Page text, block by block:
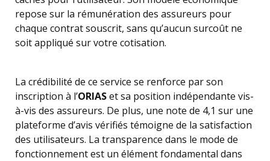
repose sur la rémunération des assureurs pour
chaque contrat souscrit, sans qu’aucun surcoût ne
soit appliqué sur votre cotisation.
La crédibilité de ce service se renforce par son
inscription à l’ORIASet sa position indépendante vis-
à-vis des assureurs. De plus, une note de 4,1 sur une
plateforme d’avis vérifiés témoigne de la satisfaction
des utilisateurs. La transparence dans le mode de
fonctionnement est un élément fondamental dans